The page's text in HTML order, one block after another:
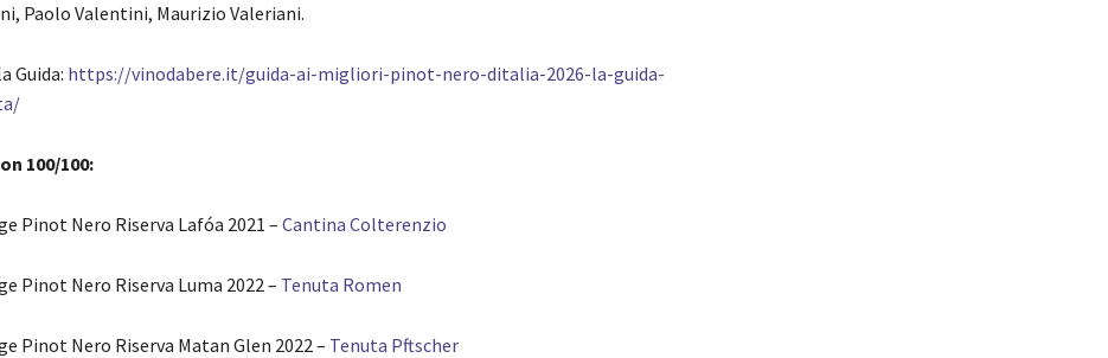
Paolo Valentini, Maurizio Valeriani.
Guida: https://vinodabere.it/guida-ai-migliori-pinot-nero-ditalia-2026-la-guida-
100/100:
Pinot Nero Riserva Lafóa 2021 – Cantina Colterenzio
Pinot Nero Riserva Luma 2022 – Tenuta Romen
Pinot Nero Riserva Matan Glen 2022 – Tenuta Pftscher